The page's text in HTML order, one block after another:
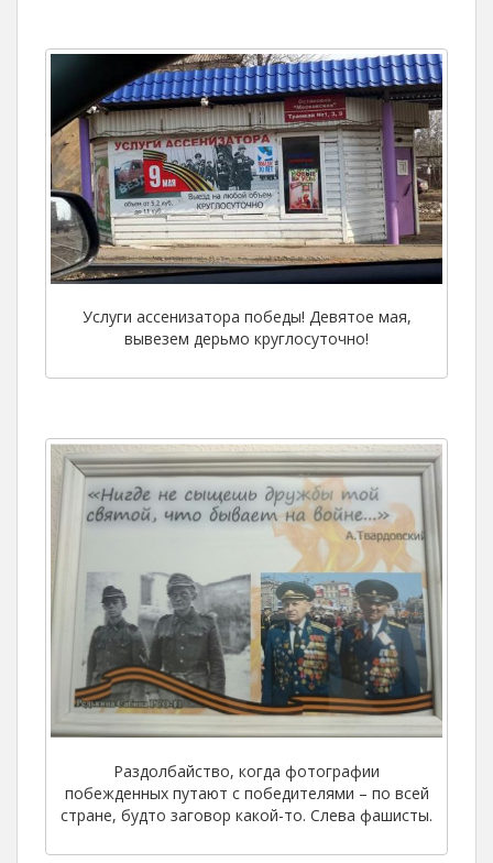
Услуги ассенизатора победы! Девятое мая,
вывезем дерьмо круглосуточно!
Раздолбайство, когда фотографии
побежденных путают с победителями – по всей
стране, будто заговор какой-то. Слева фашисты.